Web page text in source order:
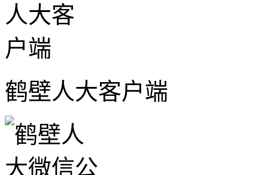
鹤壁人大客户端